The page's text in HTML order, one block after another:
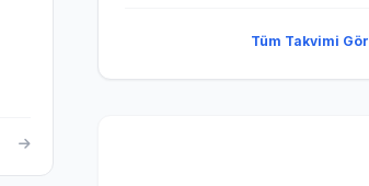
Tüm Takvimi Gör